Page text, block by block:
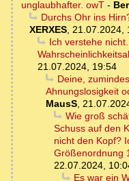
unglaubhafter. owT -
Durchs Ohr ins
XERXES, 21.07.2024,
Ich verstehe
21.07.2024, 19:54
Deine,
Ahnungslosigkeit
MausS,
Wie groß
Schuss auf den
nicht den Kopf?
Größenordnung
22.07.2024,
Es war ein